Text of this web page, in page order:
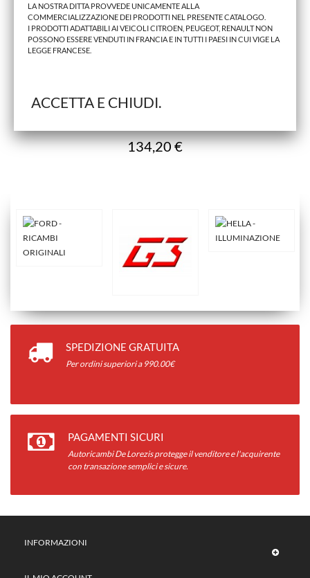
FREGIO ABARTH 500 2007> ANTERIORE CON BAFFI
134,20 €
SPEDIZIONE GRATUITA
Per ordini superiori a 990.00€
PAGAMENTI SICURI
Autoricambi De Lorezis protegge il venditore e l'acquirente
con transazione semplici e sicure.
INFORMAZIONI
LA NOSTRA DITTA PROVVEDE UNICAMENTE ALLA
COMMERCIALIZZAZIONE DEI PRODOTTI NEL PRESENTE CATALOGO.
I PRODOTTI ADATTABILI AI VEICOLI CITROEN, PEUGEOT, RENAULT NON
POSSONO ESSERE VENDUTI IN FRANCIA E IN TUTTI I PAESI IN CUI VIGE LA
LEGGE FRANCESE.
ACCETTA E CHIUDI.